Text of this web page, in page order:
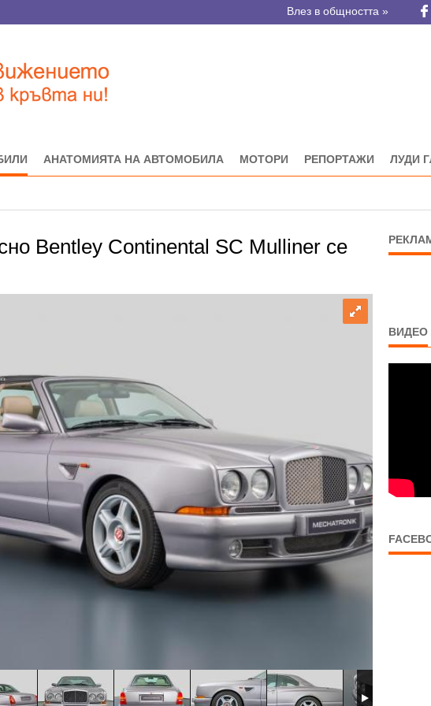
Влез в общността »
АНАТОМИЯТА НА АВТОМОБИЛА МОТОРИ РЕПОРТАЖИ ЛУДИ
Bentley Continental SC Mulliner се
ВИДЕО